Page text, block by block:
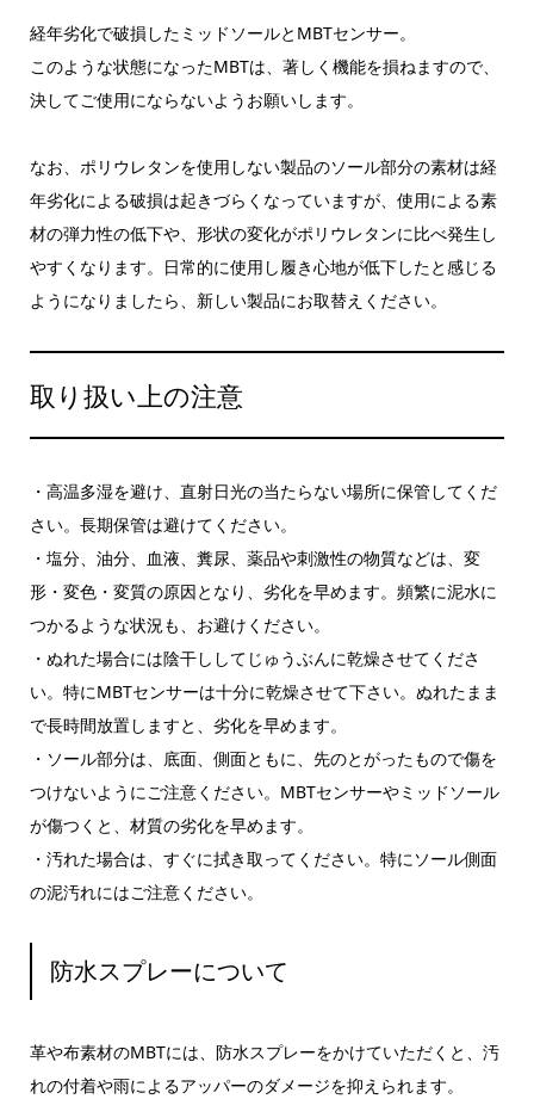
経年劣化で破損したミッドソールとMBTセンサー。
このような状態になったMBTは、著しく機能を損ねますので、
決してご使用にならないようお願いします。
なお、ポリウレタンを使用しない製品のソール部分の素材は経
年劣化による破損は起きづらくなっていますが、使用による素
材の弾力性の低下や、形状の変化がポリウレタンに比べ発生し
やすくなります。日常的に使用し履き心地が低下したと感じる
ようになりましたら、新しい製品にお取替えください。
取り扱い上の注意
・高温多湿を避け、直射日光の当たらない場所に保管してくだ
さい。長期保管は避けてください。
・塩分、油分、血液、糞尿、薬品や刺激性の物質などは、変
形・変色・変質の原因となり、劣化を早めます。頻繁に泥水に
つかるような状況も、お避けください。
・ぬれた場合には陰干ししてじゅうぶんに乾燥させてくださ
い。特にMBTセンサーは十分に乾燥させて下さい。ぬれたまま
で長時間放置しますと、劣化を早めます。
・ソール部分は、底面、側面ともに、先のとがったもので傷を
つけないようにご注意ください。MBTセンサーやミッドソール
が傷つくと、材質の劣化を早めます。
・汚れた場合は、すぐに拭き取ってください。特にソール側面
の泥汚れにはご注意ください。
防水スプレーについて
革や布素材のMBTには、防水スプレーをかけていただくと、汚
れの付着や雨によるアッパーのダメージを抑えられます。